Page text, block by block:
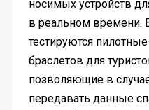
носимых устройств
в реальном времени.
тестируются
браслетов для
позволяющие в
передавать данные